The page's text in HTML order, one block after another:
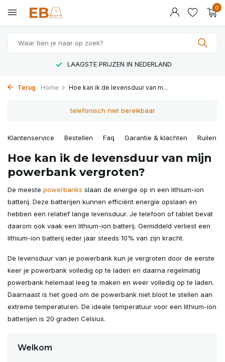
0
LAAGSTE PRIJZEN IN NEDERLAND
Terug Home Hoe kan ik de levensduur van m...
telefonisch niet bereikbaar
Klantenservice Bestellen Faq Garantie & klachten Ruilen
Hoe kan ik de levensduur van mijn
powerbank vergroten?
De meeste powerbanks slaan de energie op in een lithium-ion
batterij. Deze batterijen kunnen efficiënt energie opslaan en
hebben een relatief lange levensduur. Je telefoon of tablet bevat
daarom ook vaak een lithium-ion batterij. Gemiddeld verliest een
lithium-ion batterij ieder jaar steeds 10% van zijn kracht.
De levensduur van je powerbank kun je vergroten door de eerste
keer je powerbank volledig op te laden en daarna regelmatig
powerbank helemaal leeg te maken en weer volledig op te laden.
Daarnaast is het goed om de powerbank niet bloot te stellen aan
extreme temperaturen. De ideale temperatuur voor een lithium-ion
batterijen is 20 graden Celsius.
Welkom